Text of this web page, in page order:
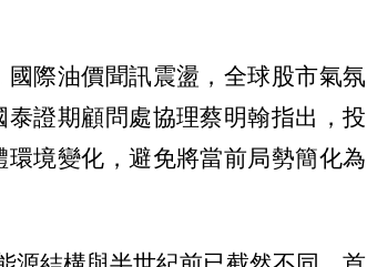
際油價聞訊震盪，全球股市氣氛
證期顧問處協理蔡明翰指出，投
境變化，避免將當前局勢簡化為